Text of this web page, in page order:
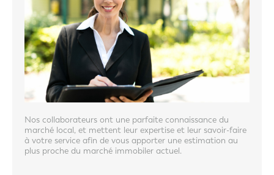
Nos collaborateurs ont une parfaite connaissance du
marché local, et mettent leur expertise et leur savoir-faire
à votre service afin de vous apporter une estimation au
plus proche du marché immobiler actuel.